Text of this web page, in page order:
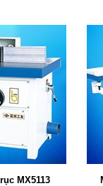
MX5113